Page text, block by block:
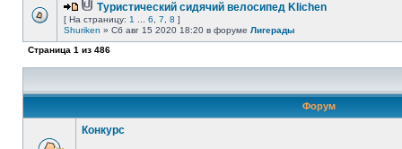
Туристический сидячий велосипед Klichen
[ На страницу: 1 6 7 8 ]
Shuriken » Сб авг 15 2020 18:20 в форуме Лигерады
Страница 1 из 486
Форум
Конкурс